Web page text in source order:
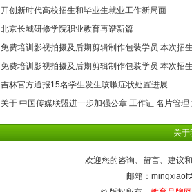
开创新时代高校招生和毕业生就业工作新局面
北京长城研修学院职业教育再谱新篇
免费培训影视拍摄及后期剪辑制作包装学员 本次招
免费培训影视拍摄及后期剪辑制作包装学员 本次招
吉林官方通报15名学生发生咳嗽症状处置进展
关于 中国传媒联盟进一步加强公章 工作证 名片管理
关于
欢迎您的咨询、留言、建议
邮箱：